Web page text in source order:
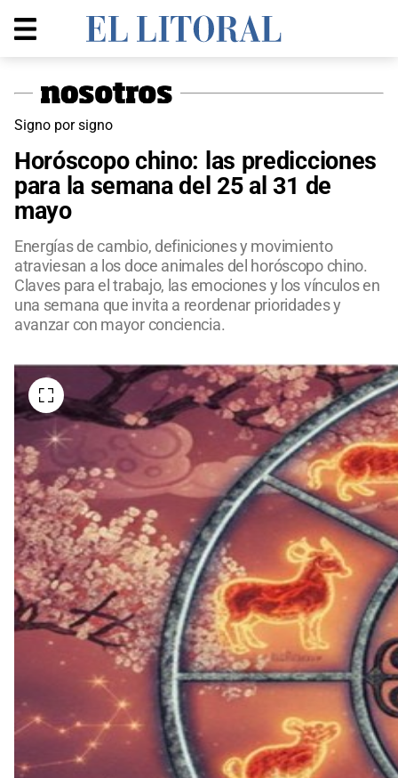
Signo por signo
Horóscopo chino: las predicciones
para la semana del 25 al 31 de
mayo
Energías de cambio, definiciones y movimiento
atraviesan a los doce animales del horóscopo chino.
Claves para el trabajo, las emociones y los vínculos en
una semana que invita a reordenar prioridades y
avanzar con mayor conciencia.